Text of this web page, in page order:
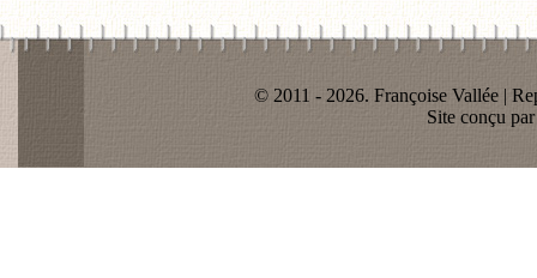
© 2011 - 2026. Françoise Vallée |
Site conçu